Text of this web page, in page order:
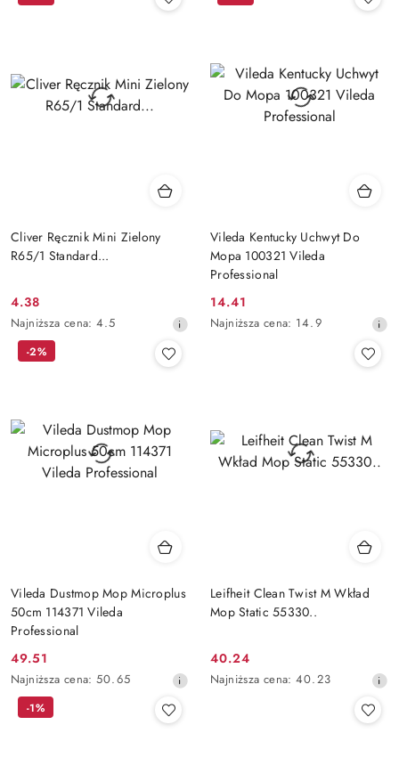
Cliver Ręcznik Mini Zielony
R65/1 Standard...
Cena
promocyjna:
4.38
Najniższa
cena
obniżką
Najniższa cena: 4.5
Vileda Kentucky Uchwyt Do
Mopa 100321 Vileda
Professional
Cena
promocyjna:
14.41
Najniższa
Najniższa cena: 14.9
Vileda Dustmop Mop Microplus
50cm 114371 Vileda
Professional
Cena
promocyjna:
49.51
Najniższa
cena
Najniższa cena: 50.65
-2%
Leifheit Clean Twist M Wkład
Mop Static 55330..
Cena
promocyjna:
40.24
Najniższa
Najniższa cena: 40.23
-1%